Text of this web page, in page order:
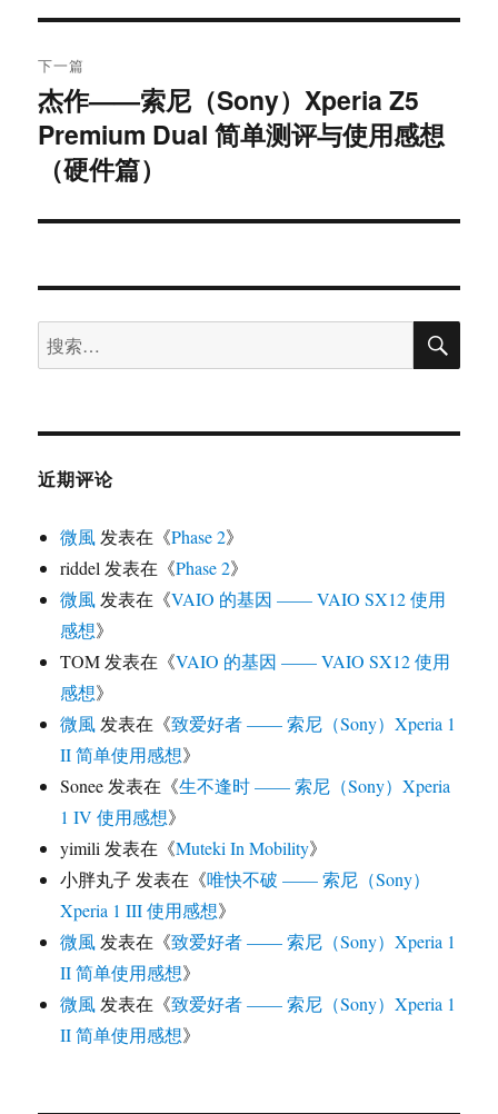
下一篇
下
篇
文
章：
杰作——索尼（Sony）Xperia Z5
Premium Dual 简单测评与使用感想
（硬件篇）
搜
索：
搜
近期评论
微風 发表在《Phase 2》
riddel 发表在《Phase 2》
微風 发表在《VAIO 的基因 —— VAIO SX12 使用
感想》
TOM 发表在《VAIO 的基因 —— VAIO SX12 使用
感想》
微風 发表在《致爱好者 —— 索尼（Sony）Xperia 1
II 简单使用感想》
Sonee 发表在《生不逢时 —— 索尼（Sony）Xperia
1 IV 使用感想》
yimili 发表在《Muteki In Mobility》
小胖丸子 发表在《唯快不破 —— 索尼（Sony）
Xperia 1 III 使用感想》
微風 发表在《致爱好者 —— 索尼（Sony）Xperia 1
II 简单使用感想》
微風 发表在《致爱好者 —— 索尼（Sony）Xperia 1
II 简单使用感想》